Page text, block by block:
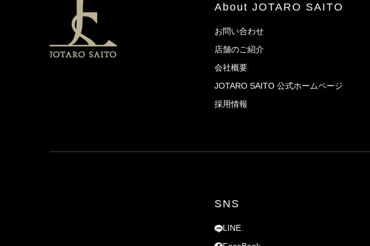
About JOTARO SAITO
お問い合わせ
店舗のご紹介
会社概要
JOTARO SAITO 公式ホームページ
採用情報
SNS
LINE